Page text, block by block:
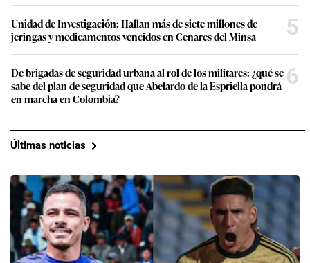
Unidad de Investigación: Hallan más de siete millones de
jeringas y medicamentos vencidos en Cenares del Minsa
5
De brigadas de seguridad urbana al rol de los militares: ¿qué se
sabe del plan de seguridad que Abelardo de la Espriella pondrá
en marcha en Colombia?
6
Últimas noticias